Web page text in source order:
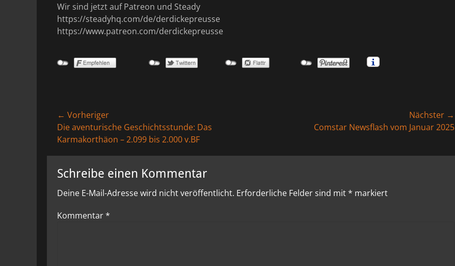
Wir sind jetzt auf Patreon und Steady
https://steadyhq.com/de/derdickepreusse
https://www.patreon.com/derdickepreusse
Beitragsnavigation
← Vorheriger
Vorheriger
Beitrag:
Die aventurische Geschichtsstunde: Das
Karmakorthäon – 2.099 bis 2.000 v.BF
Nächster →
Comstar Newsflash vom Januar 2025
Schreibe einen Kommentar
Deine E-Mail-Adresse wird nicht veröffentlicht. Erforderliche Felder sind mit* markiert
Kommentar*